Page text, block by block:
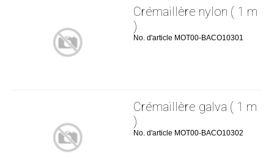
Crémaillère nylon ( 1 m
)
No. d'article MOT00-BACO10301
Crémaillère galva ( 1 m
)
No. d'article MOT00-BACO10302